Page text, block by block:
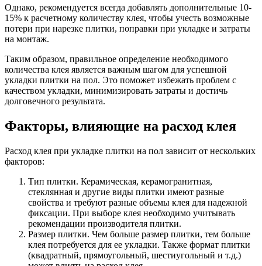
Однако, рекомендуется всегда добавлять дополнительные 10-
15% к расчетному количеству клея, чтобы учесть возможные
потери при нарезке плитки, поправки при укладке и затраты
на монтаж.
Таким образом, правильное определение необходимого
количества клея является важным шагом для успешной
укладки плитки на пол. Это поможет избежать проблем с
качеством укладки, минимизировать затраты и достичь
долговечного результата.
Факторы, влияющие на расход клея
Расход клея при укладке плитки на пол зависит от нескольких
факторов:
Тип плитки. Керамическая, керамогранитная,
стеклянная и другие виды плитки имеют разные
свойства и требуют разные объемы клея для надежной
фиксации. При выборе клея необходимо учитывать
рекомендации производителя плитки.
Размер плитки. Чем больше размер плитки, тем больше
клея потребуется для ее укладки. Также формат плитки
(квадратный, прямоугольный, шестиугольный и т.д.)